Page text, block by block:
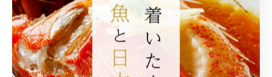
旬の食材を使うことで、味・香り・彩りすべてが際立ち
ます。市場やスーパーで新鮮な魚介や野菜を選ぶこと
が、家庭でも本格的な和食を作る第一歩です。
特に「地産地消」の考え方が根付いており、地域ごとに